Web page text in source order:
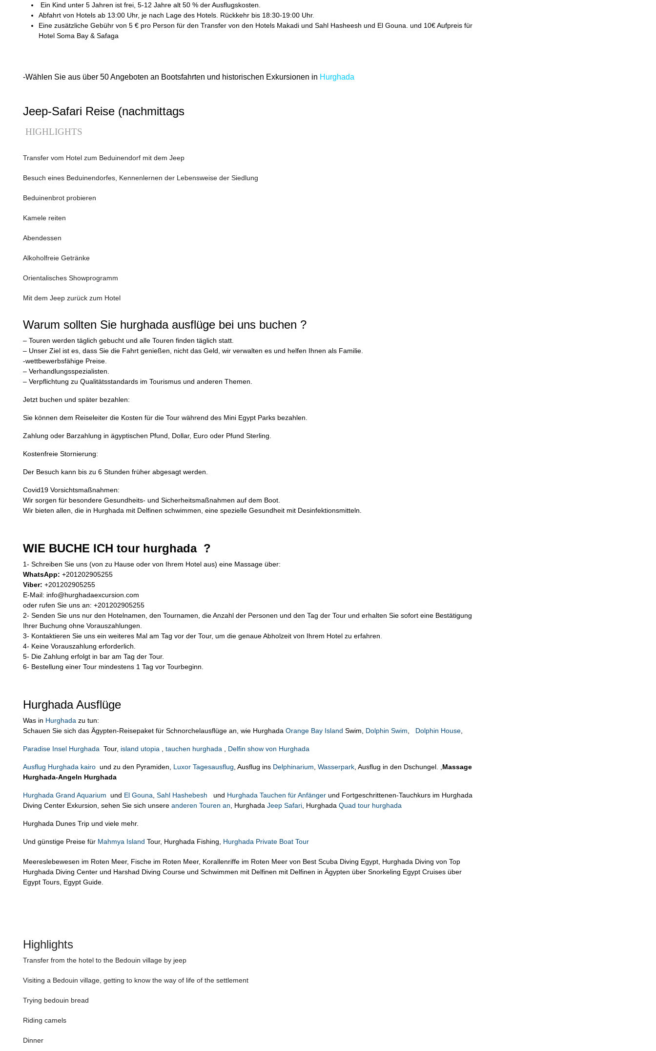
Ein Kind unter 5 Jahren ist frei, 5-12 Jahre alt 50 % der Ausflugskosten.
Abfahrt von Hotels ab 13:00 Uhr, je nach Lage des Hotels. Rückkehr bis 18:30-19:00 Uhr.
Eine zusätzliche Gebühr von 5 € pro Person für den Transfer von den Hotels Makadi und Sahl Hasheesh und El Gouna. und 10€ Aufpreis für
Hotel Soma Bay & Safaga
-Wählen Sie aus über 50 Angeboten an Bootsfahrten und historischen Exkursionen in Hurghada
Jeep-Safari Reise (nachmittags
HIGHLIGHTS
Transfer vom Hotel zum Beduinendorf mit dem Jeep
Besuch eines Beduinendorfes, Kennenlernen der Lebensweise der Siedlung
Beduinenbrot probieren
Kamele reiten
Abendessen
Alkoholfreie Getränke
Orientalisches Showprogramm
Mit dem Jeep zurück zum Hotel
Warum sollten Sie hurghada ausflüge bei uns buchen ?
– Touren werden täglich gebucht und alle Touren finden täglich statt.
– Unser Ziel ist es, dass Sie die Fahrt genießen, nicht das Geld, wir verwalten es und helfen Ihnen als Familie.
-wettbewerbsfähige Preise.
– Verhandlungsspezialisten.
– Verpflichtung zu Qualitätsstandards im Tourismus und anderen Themen.
Jetzt buchen und später bezahlen:
Sie können dem Reiseleiter die Kosten für die Tour während des Mini Egypt Parks bezahlen.
Zahlung oder Barzahlung in ägyptischen Pfund, Dollar, Euro oder Pfund Sterling.
Kostenfreie Stornierung:
Der Besuch kann bis zu 6 Stunden früher abgesagt werden.
Covid19 Vorsichtsmaßnahmen:
Wir sorgen für besondere Gesundheits- und Sicherheitsmaßnahmen auf dem Boot.
Wir bieten allen, die in Hurghada mit Delfinen schwimmen, eine spezielle Gesundheit mit Desinfektionsmitteln.
WIE BUCHE ICH tour hurghada ?
1- Schreiben Sie uns (von zu Hause oder von Ihrem Hotel aus) eine Massage über:
WhatsApp: +201202905255
Viber: +201202905255
E-Mail: info@hurghadaexcursion.com
oder rufen Sie uns an: +201202905255
2- Senden Sie uns nur den Hotelnamen, den Tournamen, die Anzahl der Personen und den Tag der Tour und erhalten Sie sofort eine Bestätigung
Ihrer Buchung ohne Vorauszahlungen.
3- Kontaktieren Sie uns ein weiteres Mal am Tag vor der Tour, um die genaue Abholzeit von Ihrem Hotel zu erfahren
4- Keine Vorauszahlung erforderlich.
5- Die Zahlung erfolgt in bar am Tag der Tour.
6- Bestellung einer Tour mindestens 1 Tag vor Tourbeginn.
Hurghada Ausflüge
Was in Hurghada zu tun:
Schauen Sie sich das Ägypten-Reisepaket für Schnorchelausflüge an, wie Hurghada Orange Bay Island Swim, Dolphin Swim Dolphin House
Paradise Insel Hurghada Tour, island utopia tauchen hurghada Delfin show von Hurghada
Ausflug Hurghada kairo und zu den Pyramiden, Luxor Tagesausflug , Ausflug ins Delphinarium Wasserpark , Ausflug in den Dschungel. , Massage
Hurghada-Angeln Hurghada
Hurghada Grand Aquarium und El Gouna Sahl Hashebesh und Hurghada Tauchen für Anfänger und Fortgeschrittenen-Tauchkurs im Hurghada
Diving Center Exkursion, sehen Sie sich unsere anderen Touren an , Hurghada Jeep Safari , Hurghada Quad tour hurghada
Hurghada Dunes Trip und viele mehr.
Und günstige Preise für Mahmya Island Tour, Hurghada Fishing, Hurghada Private Boat Tour
Meereslebewesen im Roten Meer, Fische im Roten Meer, Korallenriffe im Roten Meer von Best Scuba Diving Egypt, Hurghada Diving von Top
Hurghada Diving Center und Harshad Diving Course und Schwimmen mit Delfinen mit Delfinen in Ägypten über Snorkeling Egypt Cruises über
Egypt Tours, Egypt Guide.
Highlights
Transfer from the hotel to the Bedouin village by jeep
Visiting a Bedouin village, getting to know the way of life of the settlement
Trying bedouin bread
Riding camels
Dinner